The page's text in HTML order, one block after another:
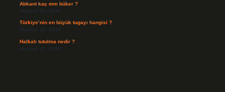
Abkant kaç mm büker ?
Haziran 16, 2026
Türkiye’nin en büyük tugayı hangisi ?
Haziran 13, 2026
Halkalı tutulma nedir ?
Haziran 12, 2026